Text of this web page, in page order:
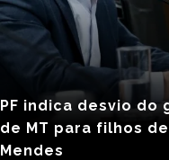
PF indica desvio do
de MT para filhos
Mendes